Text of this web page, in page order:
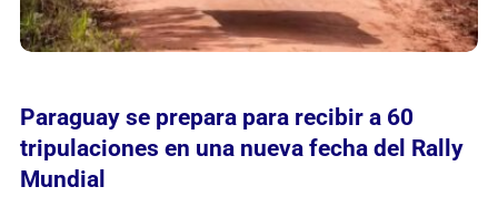
Paraguay se prepara para recibir a 60
tripulaciones en una nueva fecha del Rally
Mundial